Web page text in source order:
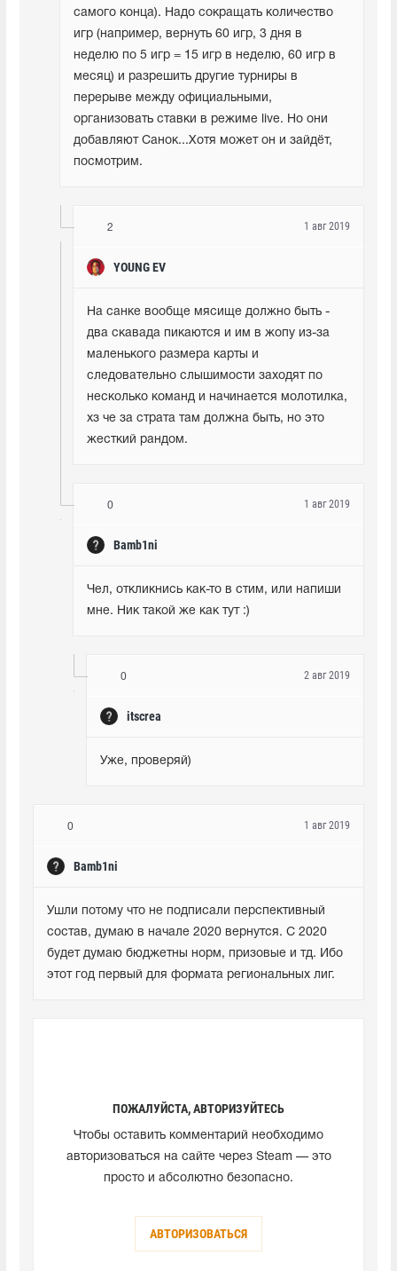
самого конца). Надо сокращать количество
игр (например, вернуть 60 игр, 3 дня в
неделю по 5 игр = 15 игр в неделю, 60 игр в
месяц) и разрешить другие турниры в
перерыве между официальными,
организовать ставки в режиме live. Но они
добавляют Санок...Хотя может он и зайдёт,
посмотрим.
2
YOUNG EV
1 авг 2019
На санке вообще мясище должно быть -
два скавада пикаются и им в жопу из-за
маленького размера карты и
следовательно слышимости заходят по
несколько команд и начинается молотилка,
хз че за страта там должна быть, но это
жесткий рандом.
0
Bamb1ni
1 авг 2019
Чел, откликнись как-то в стим, или напиши
мне. Ник такой же как тут :)
0
itscrea
2 авг 2019
Уже, проверяй)
0
Bamb1ni
1 авг 2019
Ушли потому что не подписали перспективный
состав, думаю в начале 2020 вернутся. С 2020
будет думаю бюджетны норм, призовые и тд. Ибо
этот год первый для формата региональных лиг.
ПОЖАЛУЙСТА, АВТОРИЗУЙТЕСЬ
Чтобы оставить комментарий необходимо
авторизоваться на сайте через Steam — это
просто и абсолютно безопасно.
АВТОРИЗОВАТЬСЯ